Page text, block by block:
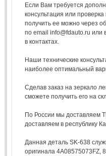
Если Вам требуется
консультация или
получить ее можно через
по email info@fdauto.ru или
в контактах.
Наши технические
наиболее оптимальный
Сделав заказ на зеркало
сможете получить его на
По России мы доставляем
доставляем в республику
Данная деталь SK-638
оригинала 4A08575073FZ,